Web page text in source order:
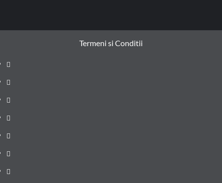
Termeni si Conditii
Prima
pagină
Știri
de
ultima
Administrație
locală
Actualitate
Justiție
Cultura
Sănătate